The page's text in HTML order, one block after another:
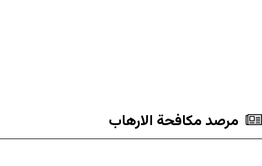
مرصد مكافحة الارهاب